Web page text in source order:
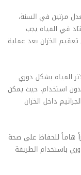
مرتين في السنة،
في المياه يجب
الخزان بعد عملية
المياه بشكل دوري
استخدام، حيث يمكن
داخل الخزان
هاماً للحفاظ على صحة
باستخدام الطريقة